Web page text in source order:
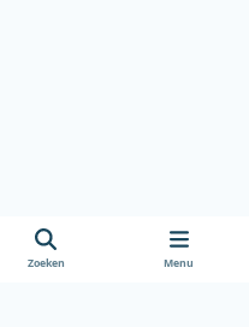
Zoeken Menu